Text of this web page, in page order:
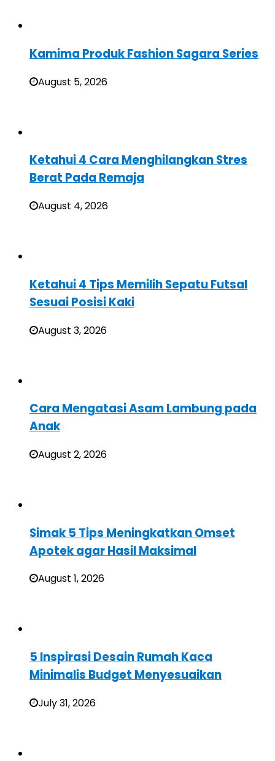
Kamima Produk Fashion Sagara Series
August 5, 2026
Ketahui 4 Cara Menghilangkan Stres
Berat Pada Remaja
August 4, 2026
Ketahui 4 Tips Memilih Sepatu Futsal
Sesuai Posisi Kaki
August 3, 2026
Cara Mengatasi Asam Lambung pada
Anak
August 2, 2026
Simak 5 Tips Meningkatkan Omset
Apotek agar Hasil Maksimal
August 1, 2026
5 Inspirasi Desain Rumah Kaca
Minimalis Budget Menyesuaikan
July 31, 2026